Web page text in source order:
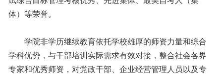
体）等荣誉。
学院非学历继续教育依托学校雄厚的师资力量和综合
学科优势，与干部培训实际需求有效对接，整合社会各界
专家和优秀师资，对党政干部、企业经营管理人员以及专